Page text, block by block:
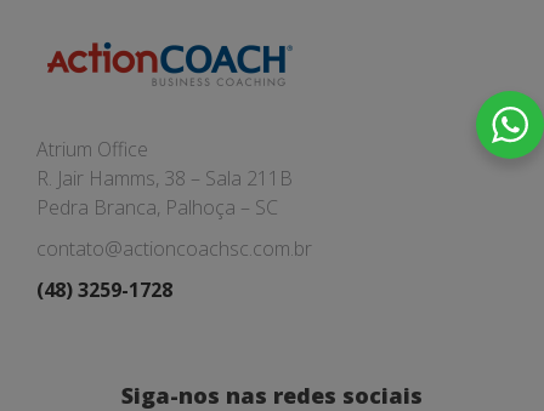
Atrium Office
R. Jair Hamms, 38 – Sala 211B
Pedra Branca, Palhoça – SC
contato@actioncoachsc.com.br
(48) 3259-1728
Siga-nos nas redes sociais